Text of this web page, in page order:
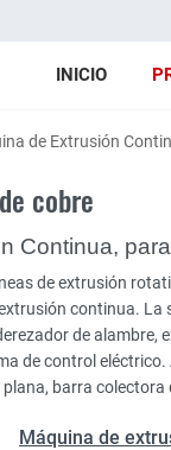
INICIO
de Extrusión
cobre
Continua,
de extrusión
continua. La
de
de control
barra
Máquina de